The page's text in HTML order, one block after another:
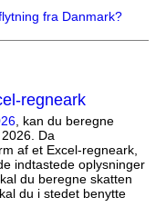
fra Danmark?
regneark
, kan du beregne
Da
af et Excel-regneark,
indtastede oplysninger
du beregne skatten
du i stedet benytte